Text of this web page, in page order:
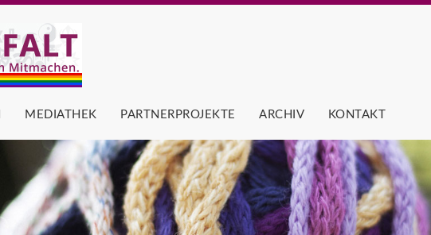
MEDIATHEK PARTNERPROJEKTE ARCHIV KONTAKT